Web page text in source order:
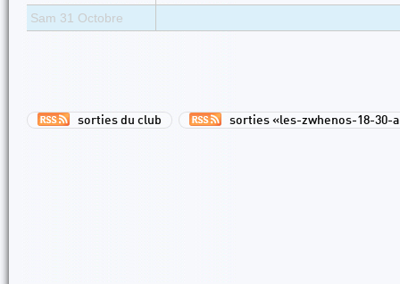
Sam 31 Octobre
sorties du club sorties «les-zwhenos-18-30-